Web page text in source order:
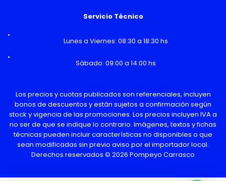
Servicio Técnico
Lunes a Viernes: 08:30 a 18:30 hs
Sábado: 09:00 a 14:00 hs
Los precios y cuotas publicados son referenciales, incluyen
bonos de descuentos y están sujetos a confirmación según
stock y vigencia de las promociones. Los precios incluyen IVA a
no ser de que se indique lo contrario. Imágenes, textos y fichas
técnicas pueden incluir características no disponibles o que
sean modificadas sin previo aviso por el importador local.
Derechos reservados © 2026 Pompeyo Carrasco